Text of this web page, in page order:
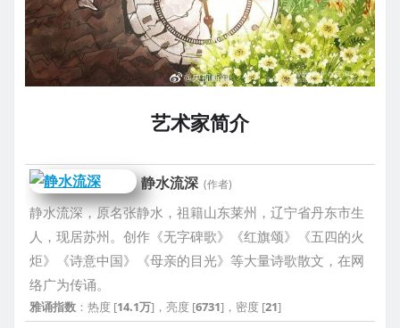
艺术家简介
静水流深 (作者)
静水流深，原名张静水，祖籍山东莱州，辽宁省丹东市生
人，现居苏州。创作《无字碑歌》《红旗颂》《五四的火
炬》《诗意中国》《母亲的目光》等大量诗歌散文，在网
络广为传诵。
雅诵指数 ：热度 [14.1万]，亮度 [6731]，密度 [21]